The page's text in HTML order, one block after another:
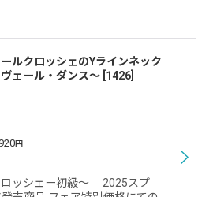
ルクロッシェのYラインネック
ェール・ダンス〜 1426
円
ロッシェー初級〜 2025スプ